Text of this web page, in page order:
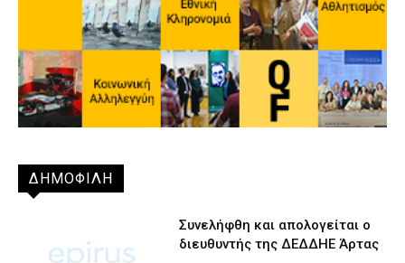
ΔΗΜΟΦΙΛΗ
Συνελήφθη και απολογείται ο
διευθυντής της ΔΕΔΔΗΕ Άρτας